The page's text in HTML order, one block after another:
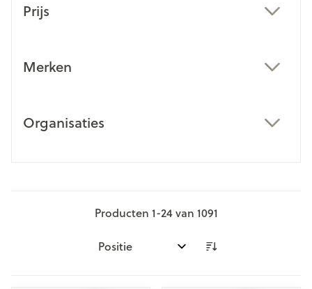
Prijs
Merken
Organisaties
Producten 1-24van 1091
Sorteer op: